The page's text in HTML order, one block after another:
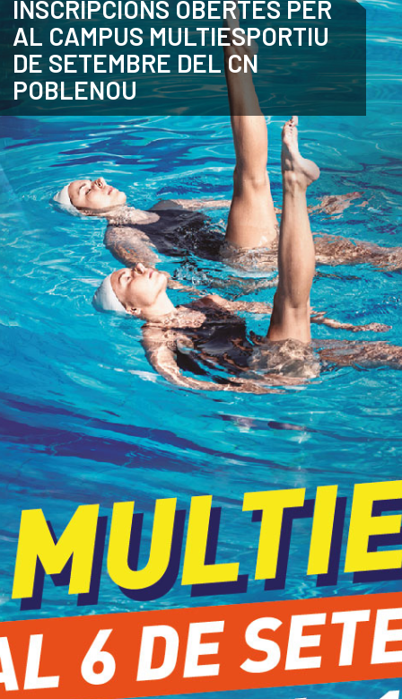
ANGLÈS
INSCRIPCIONS OBERTES PER
AL CAMPUS MULTIESPORTIU
DE SETEMBRE DEL CN
POBLENOU